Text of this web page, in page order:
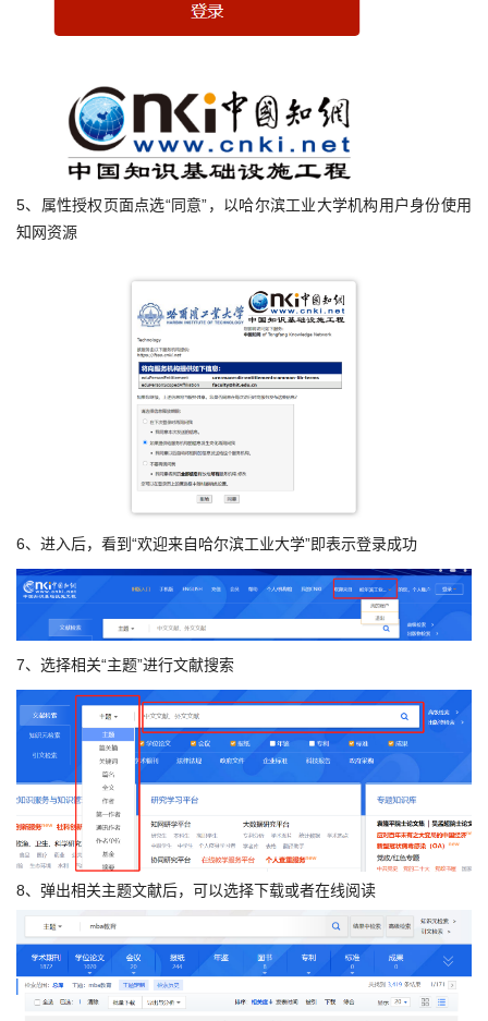
5、属性授权页面点选“同意”，以哈尔滨工业大学机构用户身份使用
知网资源
6、进入后，看到“欢迎来自哈尔滨工业大学”即表示登录成功
7、选择相关“主题”进行文献搜索
8、弹出相关主题文献后，可以选择下载或者在线阅读